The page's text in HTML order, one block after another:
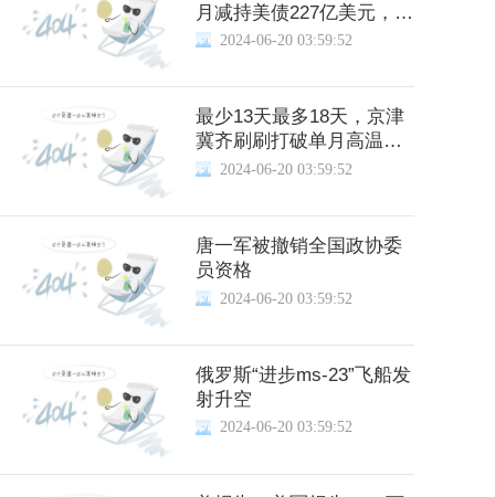
月减持美债227亿美元，日
本、英国增持
2024-06-20 03:59:52
最少13天最多18天，京津
冀齐刷刷打破单月高温日
纪录2024-06-20 03:59:52
唐一军被撤销全国政协委
员资格
2024-06-20 03:59:52
俄罗斯“进步ms-23”飞船发
射升空
2024-06-20 03:59:52